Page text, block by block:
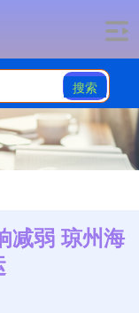
搜索
减弱 琼州海